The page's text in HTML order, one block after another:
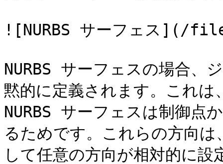
![NURBS サーフェス](/
NURBS サーフェスの場合
黙的に定義されます。これ
NURBS サーフェスは制御点
るためです。これらの方向
して任意の方向が相対的に